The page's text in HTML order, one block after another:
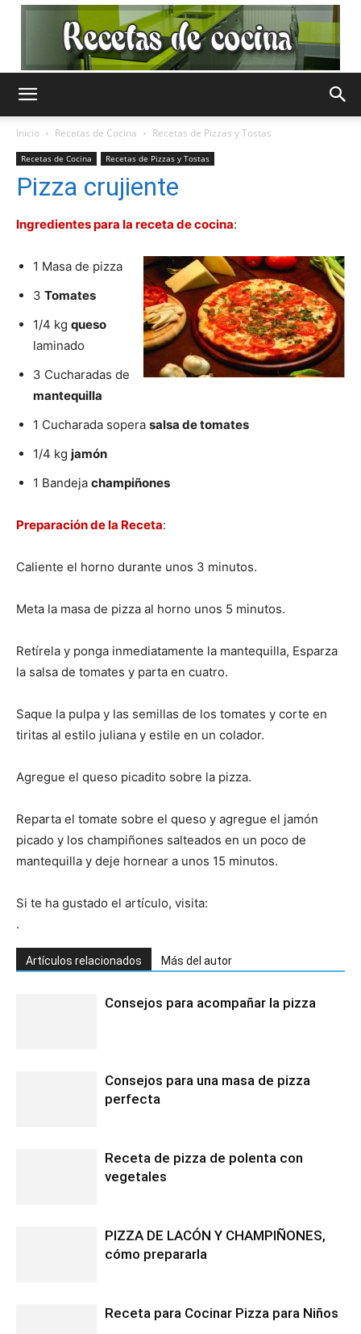
Gratis
Online
Fáciles
Inicio Recetas de Cocina Recetas de Pizzas y Tostas
Recetas de Cocina Recetas de Pizzas y Tostas
Pizza crujiente
Ingredientes para la receta de cocina:
1 Masa de pizza
3 Tomates
1/4 kg queso
laminado
3 Cucharadas de
mantequilla
1 Cucharada sopera salsa de tomates
1/4 kg jamón
1 Bandeja champiñones
Preparación de la Receta:
Caliente el horno durante unos 3 minutos.
Meta la masa de pizza al horno unos 5 minutos.
Retírela y ponga inmediatamente la mantequilla, Esparza
la salsa de tomates y parta en cuatro.
Saque la pulpa y las semillas de los tomates y corte en
tiritas al estilo juliana y estile en un colador.
Agregue el queso picadito sobre la pizza.
Reparta el tomate sobre el queso y agregue el jamón
picado y los champiñones salteados en un poco de
mantequilla y deje hornear a unos 15 minutos.
Si te ha gustado el artículo, visita:
.
Artículos relacionados Más del autor
Consejos para acompañar la pizza
Consejos para una masa de pizza
perfecta
Receta de pizza de polenta con
vegetales
PIZZA DE LACÓN Y CHAMPIÑONES,
cómo prepararla
Receta para Cocinar Pizza para Niños